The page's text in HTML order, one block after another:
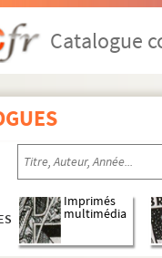
Catalogue
Imprimés
multimédia